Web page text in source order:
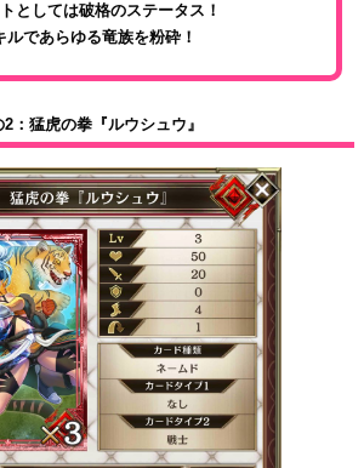
としては破格のステータス！
ルであらゆる竜族を粉砕！
：猛虎の拳『ルウシュウ』